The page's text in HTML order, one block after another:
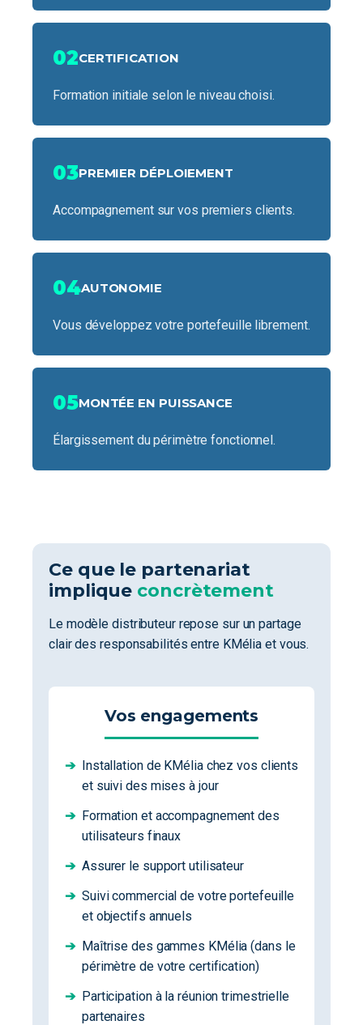
02CERTIFICATION
Formation initiale selon le niveau choisi.
03PREMIER DÉPLOIEMENT
Accompagnement sur vos premiers clients.
04AUTONOMIE
Vous développez votre portefeuille librement.
05MONTÉE EN PUISSANCE
Élargissement du périmètre fonctionnel.
Ce que le partenariat
implique concrètement
Le modèle distributeur repose sur un partage
clair des responsabilités entre KMélia et vous.
Vos engagements
➔ Installation de KMélia chez vos clients
et suivi des mises à jour
➔ Formation et accompagnement des
utilisateurs finaux
➔ Assurer le support utilisateur
➔ Suivi commercial de votre portefeuille
et objectifs annuels
➔ Maîtrise des gammes KMélia (dans le
périmètre de votre certification)
➔ Participation à la réunion trimestrielle
partenaires